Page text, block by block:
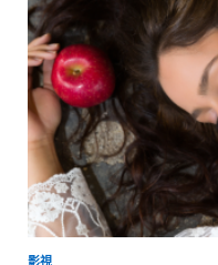
影視